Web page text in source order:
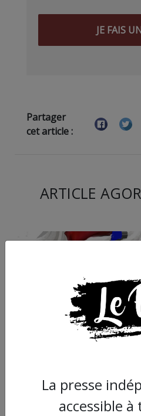
JE FAIS
Partager
cet article :
ARTICLE
La presse
accessible à